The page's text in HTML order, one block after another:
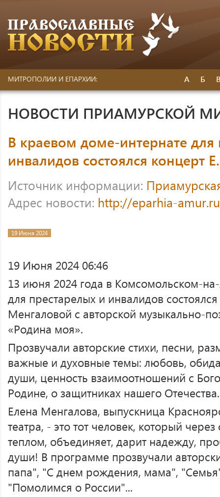
МИТРОПОЛИИ И ЕПАРХИИ: А Б
НОВОСТИ ПРИАМУРСКОЙ
В краевом доме-интернате для
инвалидов состоялся концерт
Источник информации:
Адрес новости: http://eparhia-
19 Июня 2024
19 Июня 2024 06:46
13 июня 2024 года в Комсомольском-
для престарелых и инвалидов
Менгаловой с авторской музыкально-
«Родина моя».
Прозвучали авторские стихи, песни,
важные и духовные темы: любовь,
души, ценность взаимоотношений с
Родине, о защитниках нашего Отечества.
Елена Менгалова, выпускница
театра, - это тот человек, который
теплом, объединяет, дарит надежду,
души! В программе прозвучали
папа", "С днем рождения, мама",
"Помолимся о России"...